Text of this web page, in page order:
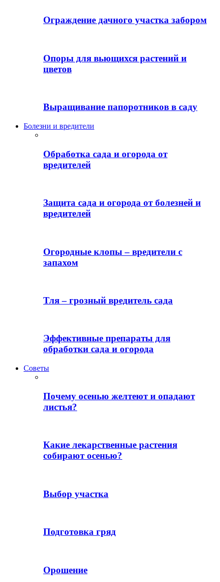
Ограждение дачного участка забором
Опоры для вьющихся растений и
цветов
Выращивание папоротников в саду
Болезни и вредители
Обработка сада и огорода от
вредителей
Защита сада и огорода от болезней и
вредителей
Огородные клопы – вредители с
запахом
Тля – грозный вредитель сада
Эффективные препараты для
обработки сада и огорода
Советы
Почему осенью желтеют и опадают
листья?
Какие лекарственные растения
собирают осенью?
Выбор участка
Подготовка гряд
Орошение